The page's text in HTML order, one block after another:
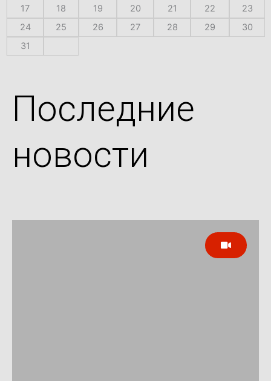
17
18 19 20 21 22
23
24
25 26 27 28 29
30
31
Последние
новости